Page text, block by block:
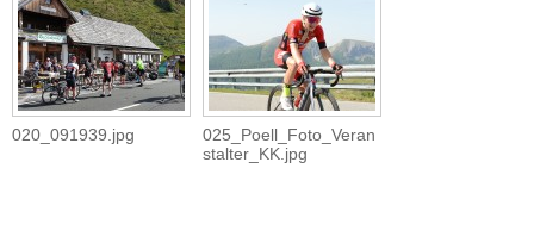
020_091939.jpg
025_Poell_Foto_Veran
stalter_KK.jpg